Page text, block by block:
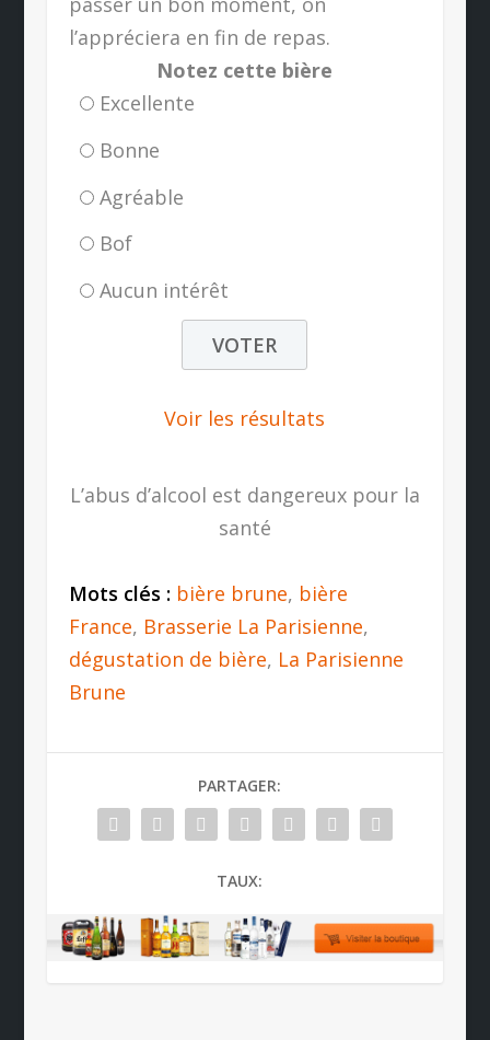
l’appréciera en fin de repas.
Notez cette bière
Excellente
Bonne
Agréable
Bof
Aucun intérêt
Voir les résultats
L’abus d’alcool est dangereux pour la
santé
Mots clés : bière brune, bière
France, Brasserie La Parisienne,
dégustation de bière, La Parisienne
Brune
PARTAGER:
TAUX: